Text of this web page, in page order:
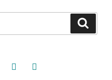
threads goodreads